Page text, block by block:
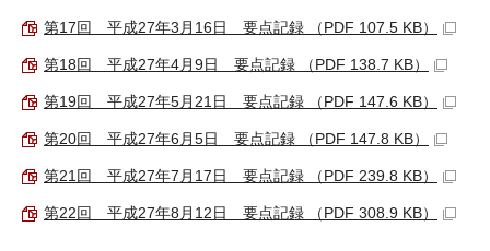
第17回 平成27年3月16日 要点記録 （PDF 107.5 KB）
第18回 平成27年4月9日 要点記録 （PDF 138.7 KB）
第19回 平成27年5月21日 要点記録 （PDF 147.6 KB）
第20回 平成27年6月5日 要点記録 （PDF 147.8 KB）
第21回 平成27年7月17日 要点記録 （PDF 239.8 KB）
第22回 平成27年8月12日 要点記録 （PDF 308.9 KB）